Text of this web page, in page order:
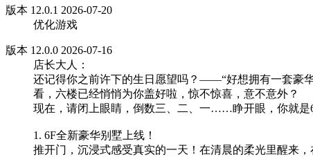
版本 12.0.1 2026-07-20
优化游戏
版本 12.0.0 2026-07-16
店长大人：
还记得你之前许下的生日愿望吗？——“好想拥有一套豪
看，六楼已经悄悄为你盖好啦，惊不惊喜，意不意外？
现在，请闭上眼睛，倒数三、二、一……睁开眼，你就是
1. 6F全新豪华别墅上线！
推开门，沉浸式感受真实的一天！在清晨的柔光里醒来